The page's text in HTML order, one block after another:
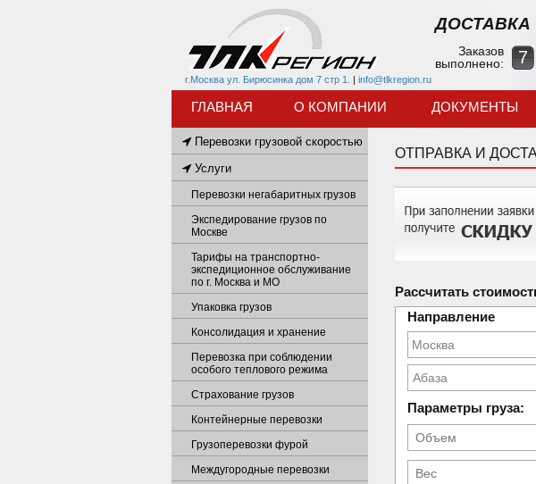
г.Москва ул. Бирюсинка дом 7 стр 1. | info@tlkregion.ru
ДОСТАВКА
Заказов
выполнено:
7
ГЛАВНАЯ О КОМПАНИИ ДОКУМЕНТЫ
ОТПРАВКА И
Рассчитать
Направление
Абаза
Параметры груза:
Перевозки грузовой скоростью
Услуги
Перевозки негабаритных грузов
Экспедирование грузов по
Москве
Тарифы на транспортно-
экспедиционное обслуживание
по г. Москва и МО
Упаковка грузов
Консолидация и хранение
Перевозка при соблюдении
особого теплового режима
Страхование грузов
Контейнерные перевозки
Грузоперевозки фурой
Междугородные перевозки